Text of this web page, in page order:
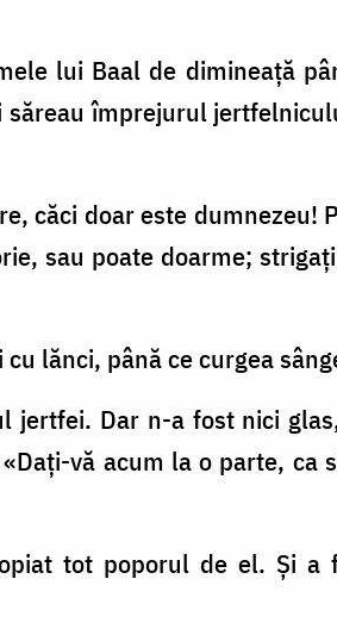
lui Baal de dimineaţă
săreau împrejurul
căci doar este dumnezeu!
sau poate doarme;
lănci, până ce curgea
jertfei. Dar n-a fost nici
vă acum la o parte, ca
tot poporul de el. Şi a